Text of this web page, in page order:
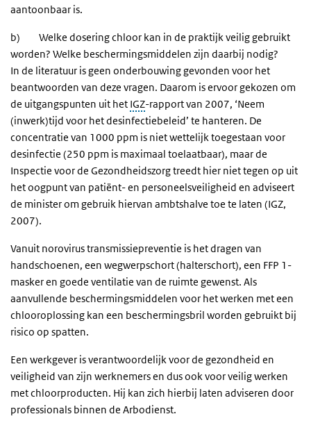
aantoonbaar is.
b) Welke dosering chloor kan in de praktijk veilig gebruikt
worden? Welke beschermingsmiddelen zijn daarbij nodig?
In de literatuur is geen onderbouwing gevonden voor het
beantwoorden van deze vragen. Daarom is ervoor gekozen om
de uitgangspunten uit het IGZ-rapport van 2007, ‘Neem
(inwerk)tijd voor het desinfectiebeleid’ te hanteren. De
concentratie van 1000 ppm is niet wettelijk toegestaan voor
desinfectie (250 ppm is maximaal toelaatbaar), maar de
Inspectie voor de Gezondheidszorg treedt hier niet tegen op uit
het oogpunt van patiënt- en personeelsveiligheid en adviseert
de minister om gebruik hiervan ambtshalve toe te laten (IGZ,
2007).
Vanuit norovirus transmissiepreventie is het dragen van
handschoenen, een wegwerpschort (halterschort), een FFP 1-
masker en goede ventilatie van de ruimte gewenst. Als
aanvullende beschermingsmiddelen voor het werken met een
chlooroplossing kan een beschermingsbril worden gebruikt bij
risico op spatten.
Een werkgever is verantwoordelijk voor de gezondheid en
veiligheid van zijn werknemers en dus ook voor veilig werken
met chloorproducten. Hij kan zich hierbij laten adviseren door
professionals binnen de Arbodienst.